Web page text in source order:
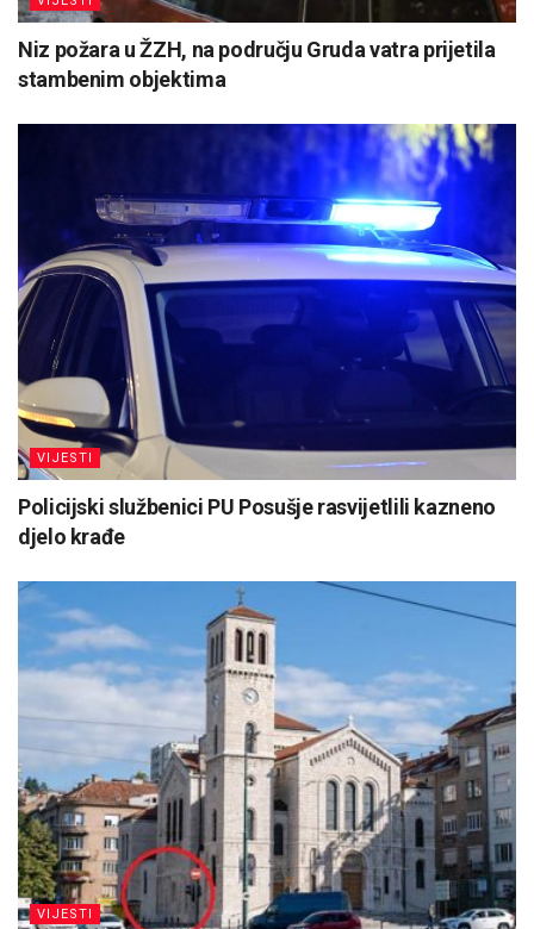
Niz požara u ŽZH, na području Gruda vatra prijetila
stambenim objektima
VIJESTI
Policijski službenici PU Posušje rasvijetlili kazneno
djelo krađe
VIJESTI